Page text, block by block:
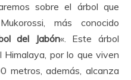
sobre el árbol que
más conocido
del Jabón«. Este árbol
por lo que viven
metros, además, alcanza